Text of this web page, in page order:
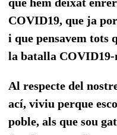
COVID19, que ja
i que pensavem tots
la batalla COVID19-
Al respecte del
ací, viviu perque
poble, als que sou